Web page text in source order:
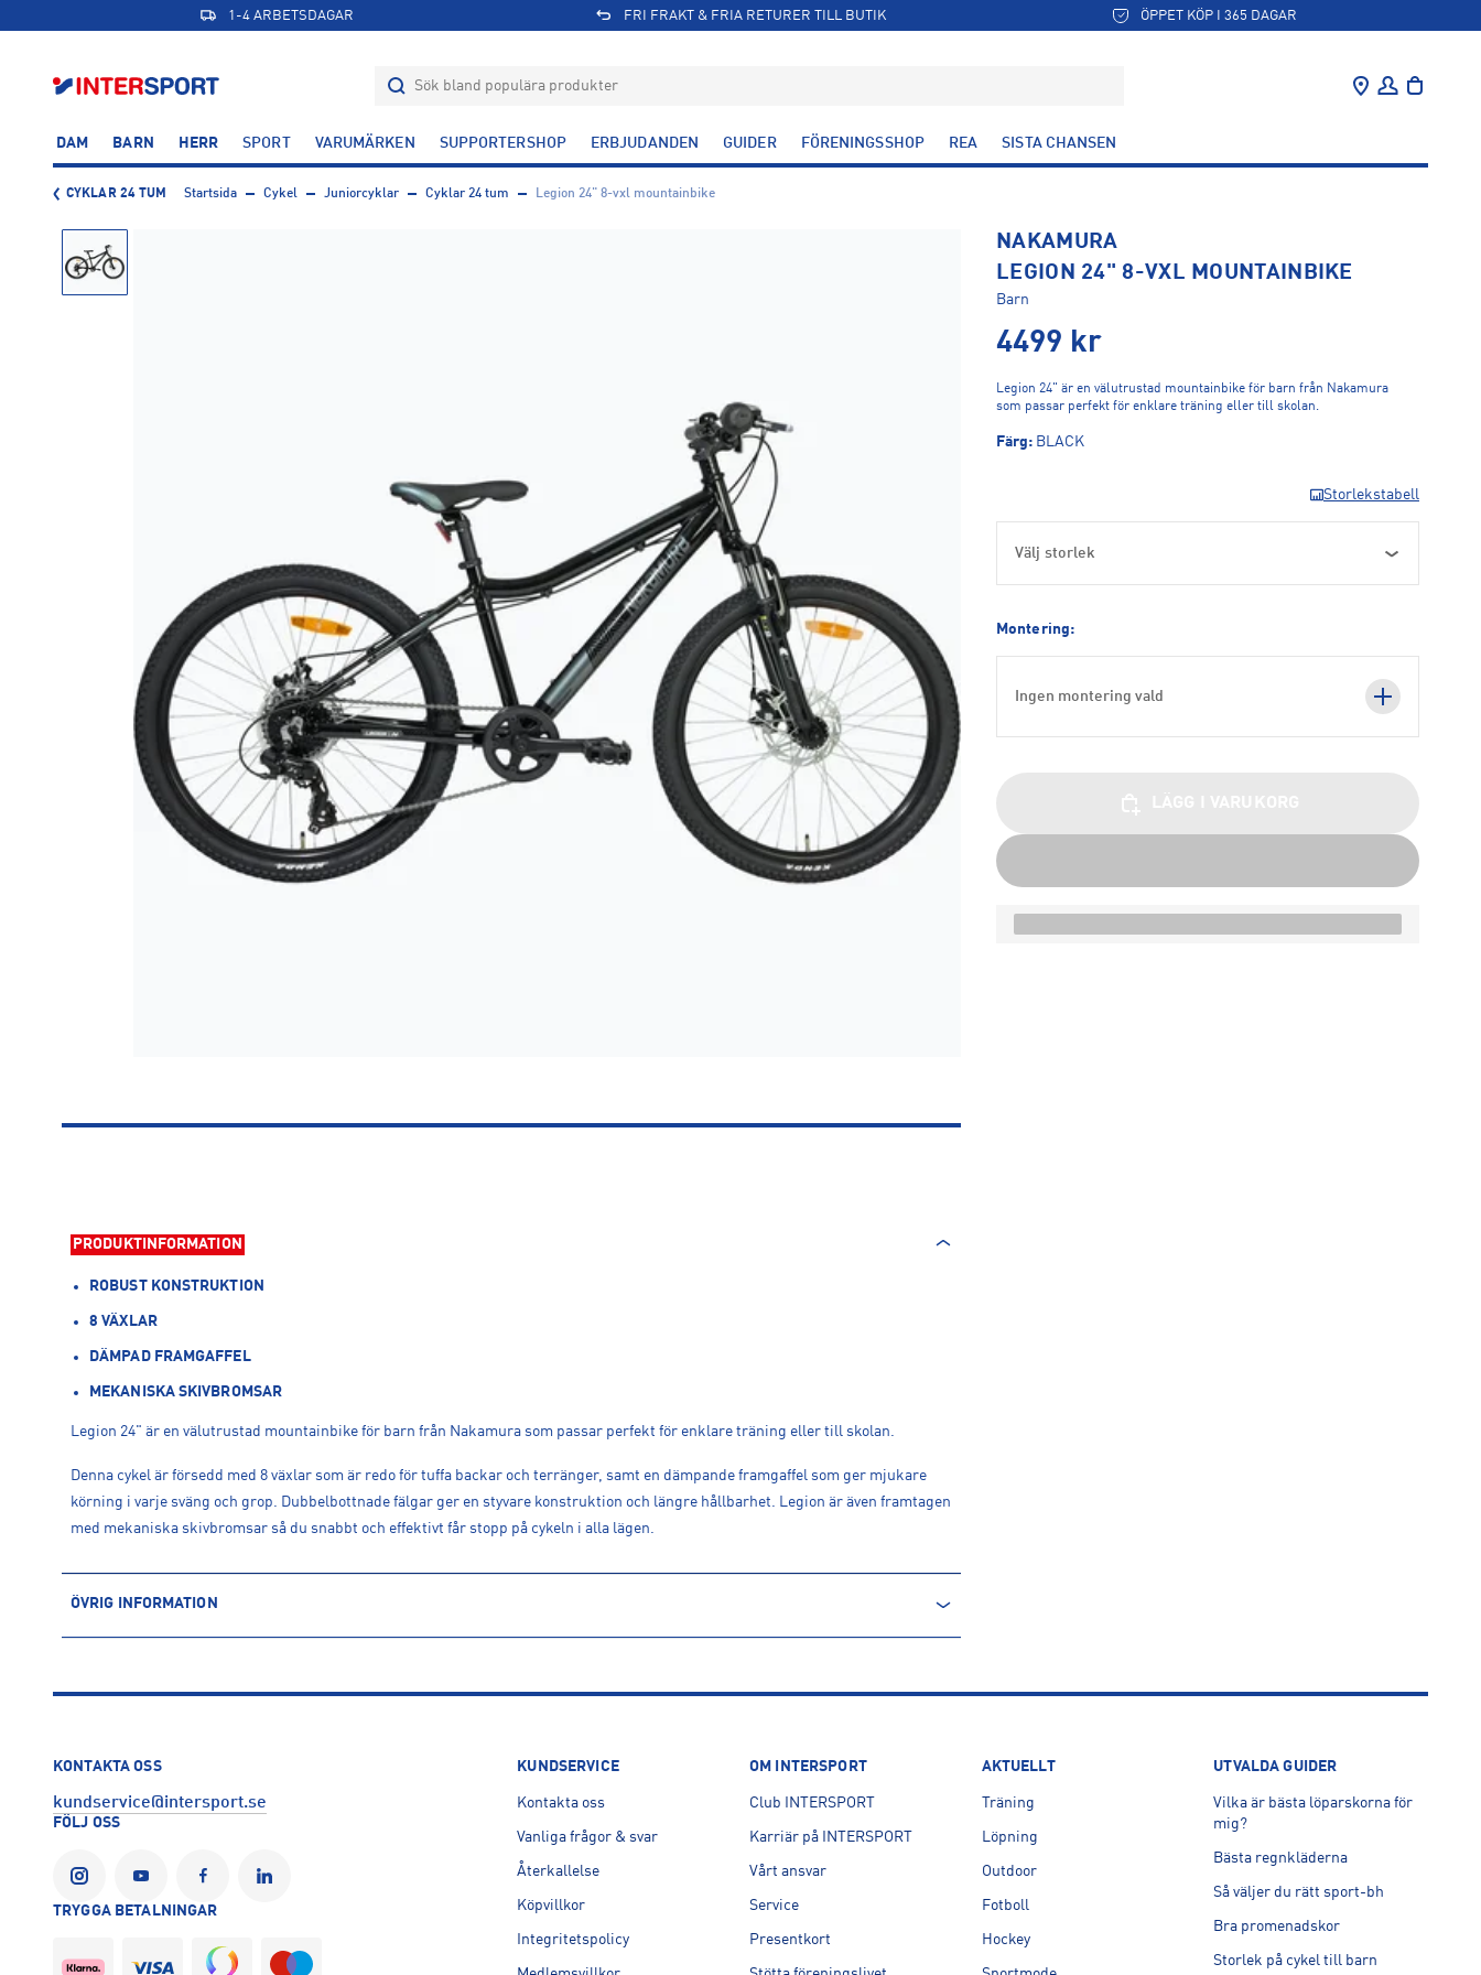
1-4 ARBETSDAGAR FRI FRAKT & FRIA RETURER TILL BUTIK ÖPPET KÖP I 365 DAGAR
DAM BARN HERR SPORT VARUMÄRKEN SUPPORTERSHOP ERBJUDANDEN GUIDER FÖRENINGSSHOP REA SISTA CHANSEN
CYKLAR 24 TUM Startsida Cykel Juniorcyklar Cyklar 24 tum Legion 24" 8-vxl mountainbike
NAKAMURA
LEGION 24" 8-VXL MOUNTAINBIKE
Barn
4499 kr
Legion 24" är en välutrustad mountainbike för barn från Nakamura
som passar perfekt för enklare träning eller till skolan.
Färg: BLACK
Storlekstabell
Välj storlek
Montering:
Ingen montering vald
PRODUKTINFORMATION
ROBUST KONSTRUKTION
8 VÄXLAR
DÄMPAD FRAMGAFFEL
MEKANISKA SKIVBROMSAR
Legion 24" är en välutrustad mountainbike för barn från Nakamura som passar perfekt för enklare träning eller till skolan.
Denna cykel är försedd med 8 växlar som är redo för tuffa backar och terränger, samt en dämpande framgaffel som ger mjukare
körning i varje sväng och grop. Dubbelbottnade fälgar ger en styvare konstruktion och längre hållbarhet. Legion är även framtagen
med mekaniska skivbromsar så du snabbt och effektivt får stopp på cykeln i alla lägen.
ÖVRIG INFORMATION
Leverantörens produktnummer: 1623791
Tillverkaradress: Krokslätts Fabriker 34, 431 22, Mölndal, SE
BIFOGADE DOKUMENT
KONTAKTA OSS
kundservice@intersport.se
FÖLJ OSS
TRYGGA BETALNINGAR
KUNDSERVICE
Kontakta oss
Vanliga frågor & svar
Återkallelse
Köpvillkor
Integritetspolicy
OM INTERSPORT
Club INTERSPORT
Karriär på INTERSPORT
Vårt ansvar
Service
Presentkort
AKTUELLT
Träning
Löpning
Outdoor
Fotboll
Hockey
UTVALDA GUIDER
Vilka är bästa löparskorna för
mig?
Bästa regnkläderna
Så väljer du rätt sport-bh
Bra promenadskor
Storlek på cykel till barn